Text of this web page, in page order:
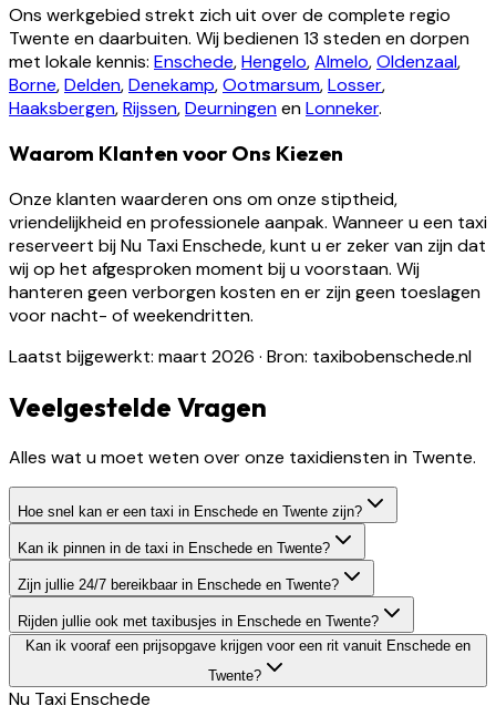
Ons werkgebied strekt zich uit over de complete regio
Twente en daarbuiten. Wij bedienen 13 steden en dorpen
met lokale kennis: Enschede,Hengelo,Almelo,Oldenzaal,
Borne,Delden,Denekamp,Ootmarsum,Losser,
Haaksbergen,Rijssen,DeurningenenLonneker.
Waarom Klanten voor Ons Kiezen
Onze klanten waarderen ons om onze stiptheid,
vriendelijkheid en professionele aanpak. Wanneer u een taxi
reserveert bij Nu Taxi Enschede, kunt u er zeker van zijn dat
wij op het afgesproken moment bij u voorstaan. Wij
hanteren geen verborgen kosten en er zijn geen toeslagen
voor nacht- of weekendritten.
Laatst bijgewerkt: maart 2026 · Bron: taxibobenschede.nl
Veelgestelde Vragen
Alles wat u moet weten over onze taxidiensten in Twente.
Hoe snel kan er een taxi in Enschede en Twente zijn?
Kan ik pinnen in de taxi in Enschede en Twente?
Zijn jullie 24/7 bereikbaar in Enschede en Twente?
Rijden jullie ook met taxibusjes in Enschede en Twente?
Kan ik vooraf een prijsopgave krijgen voor een rit vanuit Enschede en
Twente?
Nu TaxiEnschede